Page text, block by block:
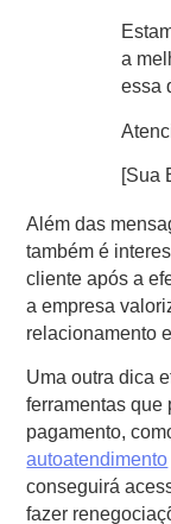
a
essa
[Sua
Além das
também é
cliente após a
a empresa
relacionamento
Uma outra dica
ferramentas que
pagamento,
autoatendimento
conseguirá
fazer